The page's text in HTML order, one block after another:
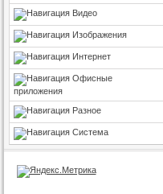
Видео
Изображения
Интернет
Офисные
приложения
Разное
Система